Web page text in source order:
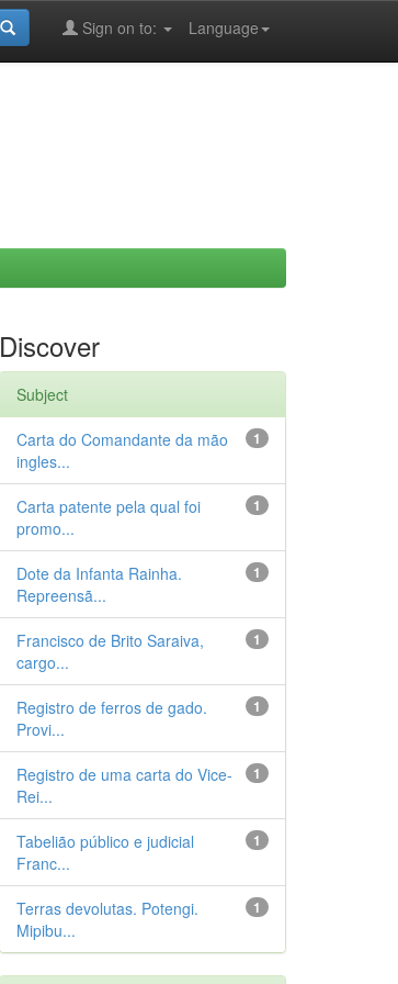
Language
Sign on to:
Discover
Subject
1
Carta do Comandante da mão
ingles...
1
Carta patente pela qual foi
promo...
1
Dote da Infanta Rainha.
Repreensã...
1
Francisco de Brito Saraiva,
cargo...
1
Registro de ferros de gado.
Provi...
1
Registro de uma carta do Vice-
Rei...
1
Tabelião público e judicial
Franc...
1
Terras devolutas. Potengi.
Mipibu...